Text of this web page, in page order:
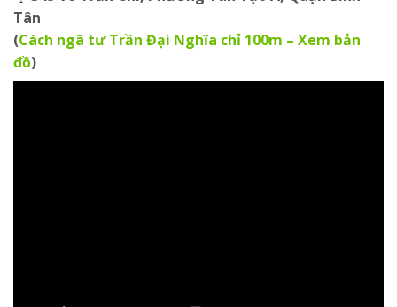
Tân
(Cách ngã tư Trần Đại Nghĩa chỉ 100m – Xem bản
đồ)